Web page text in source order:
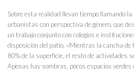
Sobre esta realidad llevan tiempo llamando
urbanistas con perspectiva de género, que
un trabajo conjunto con colegios e
disposición del patio. «Mientras la cancha de
80% de la superficie, el resto de actividades
Apenas hay sombras, pocos espacios